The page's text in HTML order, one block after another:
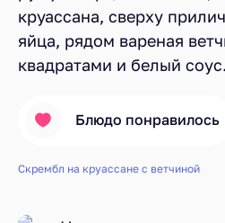
круассана, сверху
яйца, рядом вареная
квадратами и белый
Блюдо понравилось
Скрембл на круассане с ветчиной